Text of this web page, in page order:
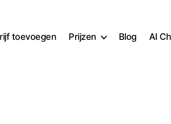
toevoegen Prijzen Blog
AI